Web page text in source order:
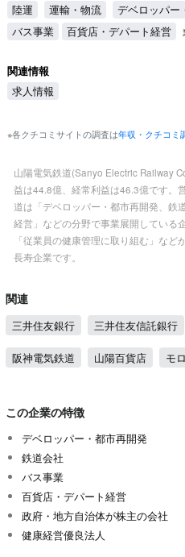
陸運
運輸・物流 デベロッパー
バス事業
百貨店・デパート経営
関連情報
求人情報
※各クチコミサイトの調査は年収・クチコミ
山陽電気鉄道(Sanyo Electric Railway
益は44.8億、経常利益は46.3億です。
道は「デベロッパー・都市再開発、鉄
経営」などの分野で事業展開している
「従業員の健康管理に取り組む」な
長寿企業です。
関連
三井住友銀行 三井住友信託銀行
阪神電気鉄道 山陽百貨店 モ
この企業の特徴
デベロッパー・都市再開発
鉄道会社
バス事業
百貨店・デパート経営
政府・地方自治体が株主の会社
健康経営優良法人